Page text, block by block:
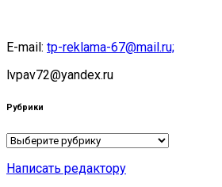
E-mail: tp-reklama-67@mail.ru;
lvpav72@yandex.ru
Рубрики
Рубрики
Написать редактору